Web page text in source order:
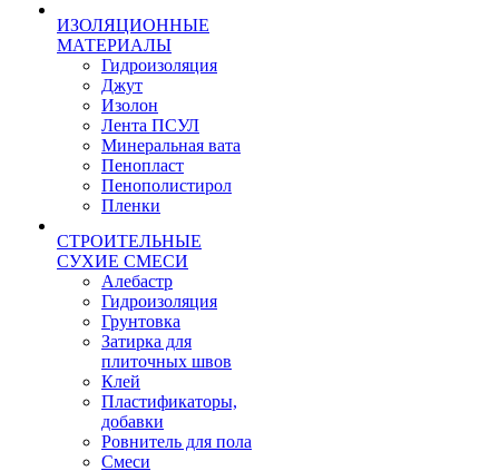
ИЗОЛЯЦИОННЫЕ
МАТЕРИАЛЫ
Гидроизоляция
Джут
Изолон
Лента ПСУЛ
Минеральная вата
Пенопласт
Пенополистирол
Пленки
СТРОИТЕЛЬНЫЕ
СУХИЕ СМЕСИ
Алебастр
Гидроизоляция
Грунтовка
Затирка для
плиточных швов
Клей
Пластификаторы,
добавки
Ровнитель для пола
Смеси